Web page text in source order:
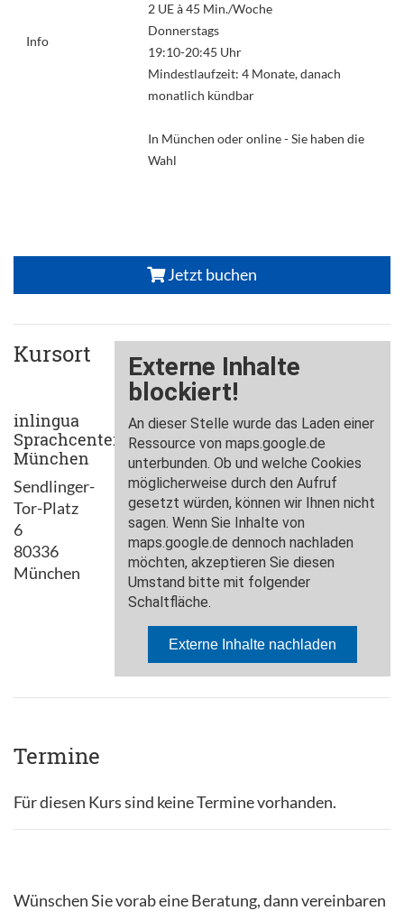
Info
2 UE à 45 Min./Woche
Donnerstags
19:10-20:45 Uhr
Mindestlaufzeit: 4 Monate, danach
monatlich kündbar
In München oder online - Sie haben die
Wahl
Jetzt buchen
Kursort
inlingua
Sprachcenter
München
Sendlinger-
Tor-Platz
6
80336
München
Termine
Für diesen Kurs sind keine Termine vorhanden.
Wünschen Sie vorab eine Beratung, dann vereinbaren